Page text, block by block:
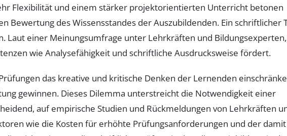
Flexibilität und einem stärker projektorientierten Unterricht betonen
Bewertung des Wissensstandes der Auszubildenden. Ein schriftlicher
Laut einer Meinungsumfrage unter Lehrkräften und Bildungsexperten,
wie Analysefähigkeit und schriftliche Ausdrucksweise fördert.
das kreative und kritische Denken der Lernenden
gewinnen. Dieses Dilemma unterstreicht die Notwendigkeit einer
auf empirische Studien und Rückmeldungen von Lehrkräften
wie die Kosten für erhöhte Prüfungsanforderungen und der damit